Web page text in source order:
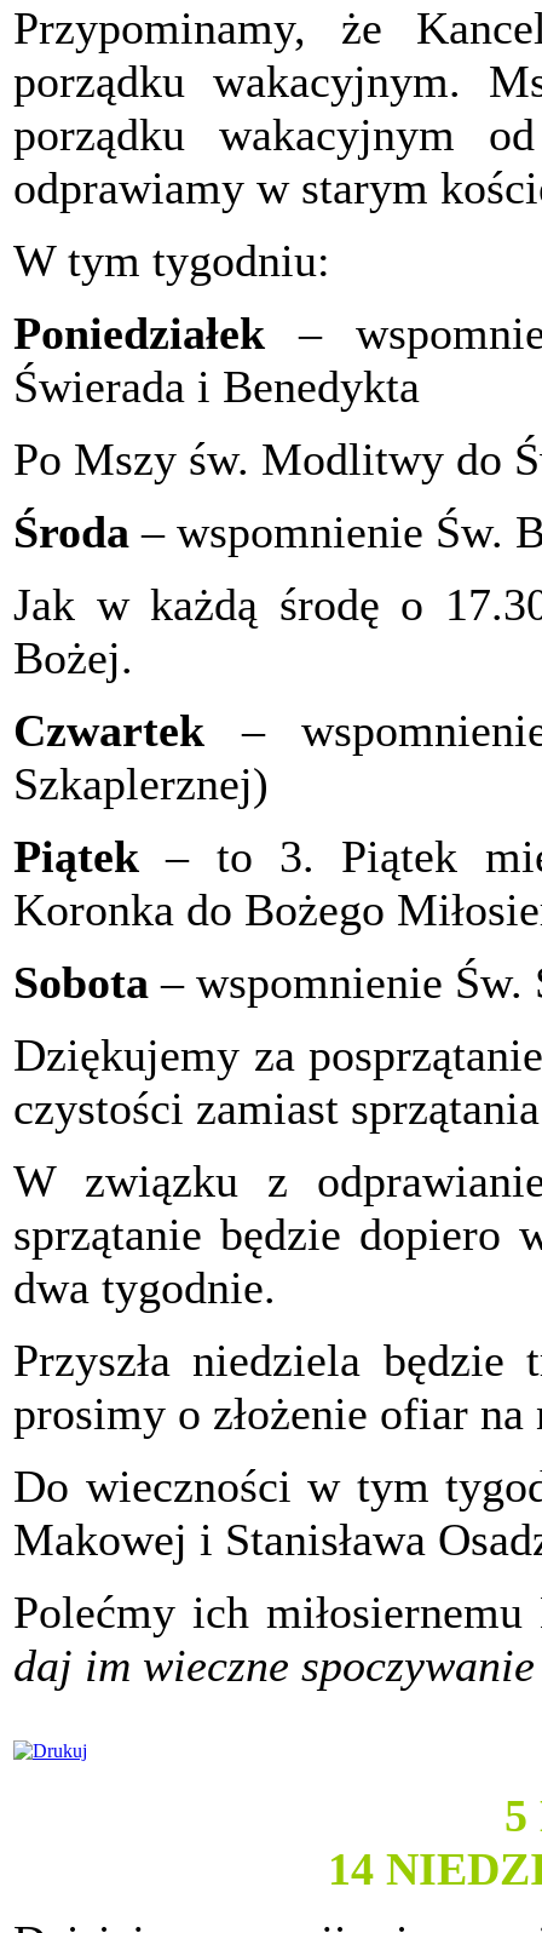
Przypominamy, że
porządku wakacyjnym.
porządku wakacyjnym
odprawiamy w starym
W tym tygodniu:
Poniedziałek –
Świerada i Benedykta
Po Mszy św. Modlitwy do
Środa – wspomnienie Św.
Jak w każdą środę o
Bożej.
Czwartek –
Szkaplerznej)
Piątek – to 3. Piątek
Koronka do Bożego
Sobota – wspomnienie
Dziękujemy za
czystości zamiast
W związku z
sprzątanie będzie dopiero
dwa tygodnie.
Przyszła niedziela
prosimy o złożenie ofiar
Do wieczności w tym
Makowej i Stanisława
Polećmy ich
daj im wieczne
5
14